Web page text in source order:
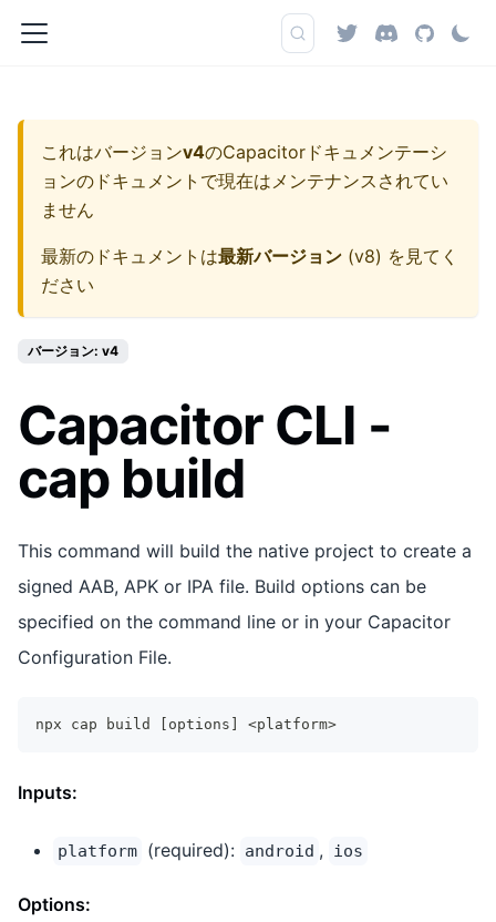
これはバージョンv4のCapacitorドキュメンテーシ
ョンのドキュメントで現在はメンテナンスされてい
ません
最新のドキュメントは最新バージョン (v8) を見てく
ださい
バージョン: v4
Capacitor CLI -
cap build
This command will build the native project to create a
signed AAB, APK or IPA file. Build options can be
specified on the command line or in your Capacitor
Configuration File.
npx cap build options <platform>
Inputs:
platform (required): android , ios
Options: